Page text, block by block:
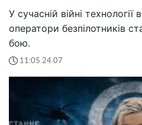
У сучасній війні
оператори безпілотників
бою.
11:05 24.07